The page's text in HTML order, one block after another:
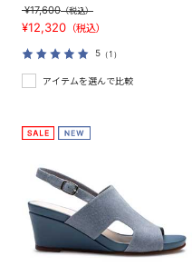
¥17,600（税込）
¥12,320 （税込）
5（1）
アイテムを選んで比較